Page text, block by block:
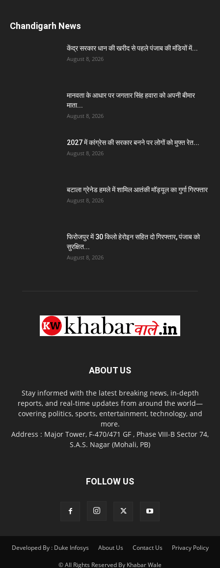
Chandigarh News
केंद्र सरकार धान की खरीद से पहले पंजाब की मंडियों में...
August 8, 2026
मानवता के आधार पर जगतार सिंह हवारा को अपनी बीमार
माता...
August 8, 2026
2027 में कांग्रेस की सरकार बनने पर लोगों को मुफ्त रेत...
August 8, 2026
बटाला ग्रेनेड हमले में शामिल आतंकी मॉड्यूल का गुर्गा गिरफ्तार
August 8, 2026
फिरोजपुर में 30 किलो हेरोइन सहित दो गिरफ्तार, पंजाब को
सुरक्षित...
August 8, 2026
ABOUT US
Stay informed with the latest breaking news, in-depth
reports, and real-time updates from around the world—
covering politics, sports, entertainment, technology, and
more.
Address : Major Tower, F-470/471 GF , Phase VIII-B Sector 74,
S.A.S. Nagar (Mohali, PB)
FOLLOW US
Developed By : Duke Infosys About Us Contact Us Privacy Policy
© All Rights Reserved By Khabar Wale